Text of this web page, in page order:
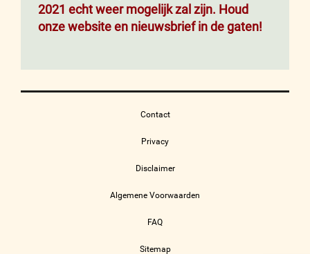
2021 echt weer mogelijk zal zijn. Houd
onze website en nieuwsbrief in de gaten!
Contact
Privacy
Disclaimer
Algemene Voorwaarden
FAQ
Sitemap